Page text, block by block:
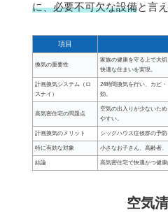
に、必要不可欠な設備と言
項目
換気の重要性
家族の健康を守る上で大
快適な住まいを実現。
計画換気システム（ロ
スナイ）
24時間換気を行い、カビ
効。
高気密住宅の問題点
空気の出入りが少ないた
やすい。
計画換気のメリット シックハウス症候群の予
特に有効な対象 小さなお子さん、高齢者、
結論 高気密住宅で快適かつ健
空気